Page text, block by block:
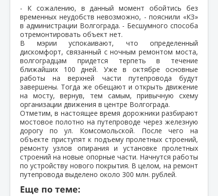
- К сожалению, в данный момент обойтись без
временных неудобств невозможно, - пояснили «КЗ»
в администрации Волгограда. - Бесшумного способа
отремонтировать объект нет.
В мэрии успокаивают, что определенный
дискомфорт, связанный с ночным ремонтом моста,
волгоградцам придется терпеть в течение
ближайших 100 дней. Уже в октябре основные
работы на верхней части путепровода будут
завершены. Тогда же обещают и открыть движение
на мосту, вернув, тем самым, привычную схему
организации движения в центре Волгограда.
Отметим, в настоящее время дорожники разбирают
мостовое полотно на путепроводе через железную
дорогу по ул. Комсомольской. После чего на
объекте приступят к подъему пролетных строений,
ремонту узлов опирания и установке пролетных
строений на новые опорные части. Начнутся работы
по устройству нового покрытия. В целом, на ремонт
путепровода выделено около 300 млн. рублей.
Еще по теме: